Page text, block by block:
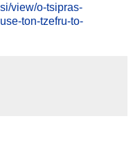
view/o-tsipras-
ton-tzefru-to-